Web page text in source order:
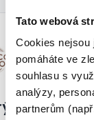
Tato webová
Cookies nejsou
pomáháte ve
souhlasu s
analýzy,
partnerům
pro